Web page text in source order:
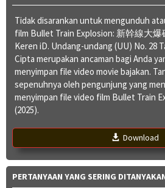
Tidak disarankan untuk mengunduh
film Bullet Train Explosion: 新幹線大爆
Keren iD. Undang-undang (UU) No. 28
Cipta merupakan ancaman bagi Anda
menyimpan file video movie bajakan.
sepenuhnya oleh pengunjung yang
menyimpan file video film Bullet Train
(2025).
Download
PERTANYAAN YANG SERING